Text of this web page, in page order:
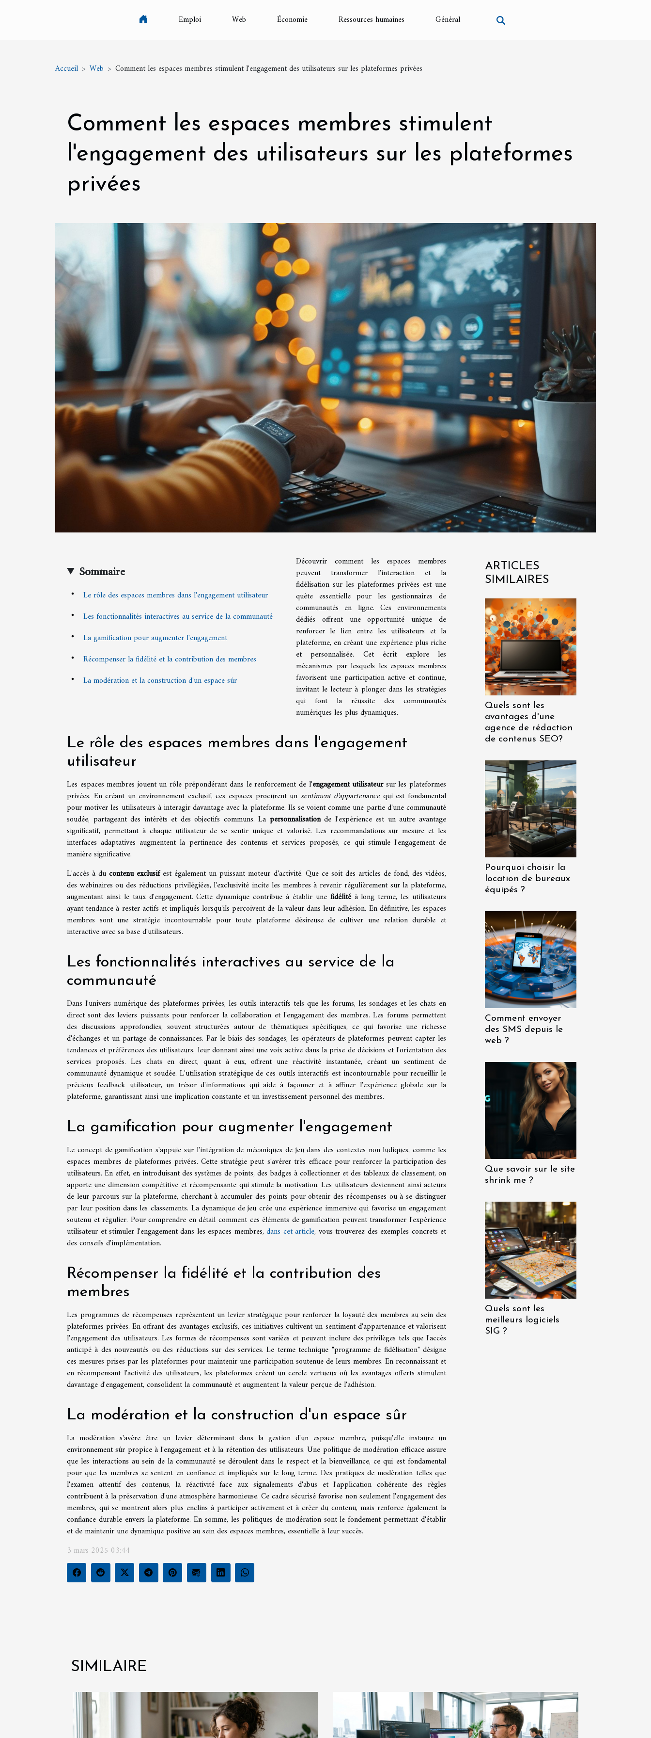
Emploi Web Économie Ressources humaines Général
Accueil Web Comment les espaces membres stimulent l'engagement des utilisateurs sur les plateformes privées
Comment les espaces membres stimulent
l'engagement des utilisateurs sur les plateformes
privées
Sommaire
Le rôle des espaces membres dans l'engagement utilisateur
Les fonctionnalités interactives au service de la communauté
La gamification pour augmenter l'engagement
Récompenser la fidélité et la contribution des membres
La modération et la construction d'un espace sûr
Découvrir comment les espaces membres
peuvent transformer l'interaction et la
fidélisation sur les plateformes privées est une
quête essentielle pour les gestionnaires de
communautés en ligne. Ces environnements
dédiés offrent une opportunité unique de
renforcer le lien entre les utilisateurs et la
plateforme, en créant une expérience plus riche
et personnalisée. Cet écrit explore les
mécanismes par lesquels les espaces membres
favorisent une participation active et continue,
invitant le lecteur à plonger dans les stratégies
qui font la réussite des communautés
numériques les plus dynamiques.
Le rôle des espaces membres dans l'engagement
utilisateur
Les espaces membres jouent un rôle prépondérant dans le renforcement de l'engagement utilisateursur les plateformes
privées. En créant un environnement exclusif, ces espaces procurent un sentiment d'appartenancequi est fondamental
pour motiver les utilisateurs à interagir davantage avec la plateforme. Ils se voient comme une partie d'une communauté
soudée, partageant des intérêts et des objectifs communs. La personnalisationde l'expérience est un autre avantage
significatif, permettant à chaque utilisateur de se sentir unique et valorisé. Les recommandations sur mesure et les
interfaces adaptatives augmentent la pertinence des contenus et services proposés, ce qui stimule l'engagement de
manière significative.
L'accès à ducontenu exclusifest également un puissant moteur d'activité. Que ce soit des articles de fond, des vidéos,
des webinaires ou des réductions privilégiées, l'exclusivité incite les membres à revenir régulièrement sur la plateforme,
augmentant ainsi le taux d'engagement. Cette dynamique contribue à établir une fidélitéà long terme, les utilisateurs
ayant tendance à rester actifs et impliqués lorsqu'ils perçoivent de la valeur dans leur adhésion. En définitive, les espaces
membres sont une stratégie incontournable pour toute plateforme désireuse de cultiver une relation durable et
interactive avec sa base d'utilisateurs.
Les fonctionnalités interactives au service de la
communauté
Dans l'univers numérique des plateformes privées, les outils interactifs tels que les forums, les sondages et les chats en
direct sont des leviers puissants pour renforcer la collaboration et l'engagement des membres. Les forums permettent
des discussions approfondies, souvent structurées autour de thématiques spécifiques, ce qui favorise une richesse
d'échanges et un partage de connaissances. Par le biais des sondages, les opérateurs de plateformes peuvent capter les
tendances et préférences des utilisateurs, leur donnant ainsi une voix active dans la prise de décisions et l'orientation des
services proposés. Les chats en direct, quant à eux, offrent une réactivité instantanée, créant un sentiment de
communauté dynamique et soudée. L'utilisation stratégique de ces outils interactifs est incontournable pour recueillir le
précieux feedback utilisateur, un trésor d'informations qui aide à façonner et à affiner l'expérience globale sur la
plateforme, garantissant ainsi une implication constante et un investissement personnel des membres.
La gamification pour augmenter l'engagement
Le concept de gamification s'appuie sur l'intégration de mécaniques de jeu dans des contextes non ludiques, comme les
espaces membres de plateformes privées. Cette stratégie peut s'avérer très efficace pour renforcer la participation des
utilisateurs. En effet, en introduisant des systèmes de points, des badges à collectionner et des tableaux de classement, on
apporte une dimension compétitive et récompensante qui stimule la motivation. Les utilisateurs deviennent ainsi acteurs
de leur parcours sur la plateforme, cherchant à accumuler des points pour obtenir des récompenses ou à se distinguer
par leur position dans les classements. La dynamique de jeu crée une expérience immersive qui favorise un engagement
soutenu et régulier. Pour comprendre en détail comment ces éléments de gamification peuvent transformer l'expérience
utilisateur et stimuler l'engagement dans les espaces membres, dans cet article, vous trouverez des exemples concrets et
des conseils d'implémentation.
Récompenser la fidélité et la contribution des
membres
Les programmes de récompenses représentent un levier stratégique pour renforcer la loyauté des membres au sein des
plateformes privées. En offrant des avantages exclusifs, ces initiatives cultivent un sentiment d'appartenance et valorisent
l'engagement des utilisateurs. Les formes de récompenses sont variées et peuvent inclure des privilèges tels que l'accès
anticipé à des nouveautés ou des réductions sur des services. Le terme technique "programme de fidélisation" désigne
ces mesures prises par les plateformes pour maintenir une participation soutenue de leurs membres. En reconnaissant et
en récompensant l'activité des utilisateurs, les plateformes créent un cercle vertueux où les avantages offerts stimulent
davantage d'engagement, consolident la communauté et augmentent la valeur perçue de l'adhésion.
La modération et la construction d'un espace sûr
La modération s'avère être un levier déterminant dans la gestion d'un espace membre, puisqu'elle instaure un
environnement sûr propice à l'engagement et à la rétention des utilisateurs. Une politique de modération efficace assure
que les interactions au sein de la communauté se déroulent dans le respect et la bienveillance, ce qui est fondamental
pour que les membres se sentent en confiance et impliqués sur le long terme. Des pratiques de modération telles que
l'examen attentif des contenus, la réactivité face aux signalements d'abus et l'application cohérente des règles
contribuent à la préservation d'une atmosphère harmonieuse. Ce cadre sécurisé favorise non seulement l'engagement des
membres, qui se montrent alors plus enclins à participer activement et à créer du contenu, mais renforce également la
confiance durable envers la plateforme. En somme, les politiques de modération sont le fondement permettant d'établir
et de maintenir une dynamique positive au sein des espaces membres, essentielle à leur succès.
3 mars 2025 03:44
ARTICLES
SIMILAIRES
Quels sont les
avantages d'une
agence de rédaction
de contenus SEO?
Pourquoi choisir la
location de bureaux
équipés ?
Comment envoyer
des SMS depuis le
web ?
Que savoir sur le site
shrink me ?
Quels sont les
meilleurs logiciels
SIG ?
SIMILAIRE